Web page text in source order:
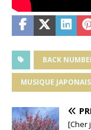
BACK
MUSIQUE
[Cher